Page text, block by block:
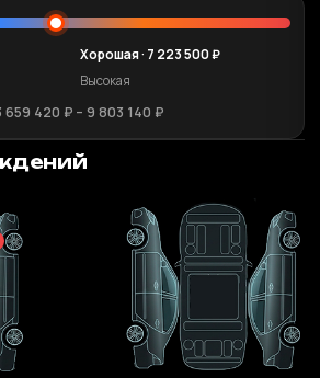
Хорошая · 7 223 500 ₽
Высокая
420 ₽ – 9 803 140 ₽